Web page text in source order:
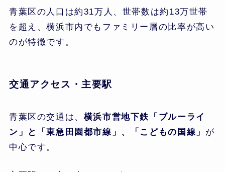
青葉区の人口は約31万人、世帯数は約13万世帯
を超え、横浜市内でもファミリー層の比率が高い
のが特徴です。
交通アクセス・主要駅
青葉区の交通は、 横浜市営地下鉄「ブルーライ
ン」と「東急田園都市線」、「こどもの国線」 が
中心です。